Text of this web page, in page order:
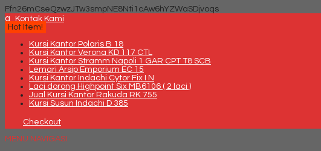
Ffn26mCseQzwzJTw3smpNE8Nti1cAw6hYZWaSDjvoqs
q
Kontak Kami
Hot Item!
Kursi Kantor Polaris B 18
Kursi Kantor Verona KD 117 CTL
Kursi Kantor Stramm Napoli 1 GAR CPT T8 SCB
Lemari Arsip Emporium EC 15
Kursi Kantor Indachi Cytor Fix I N
Laci dorong Highpoint Six MB6106 ( 2 laci )
Jual Kursi Kantor Rakuda RK 755
Kursi Susun Indachi D 385
Checkout
MENU NAVIGASI